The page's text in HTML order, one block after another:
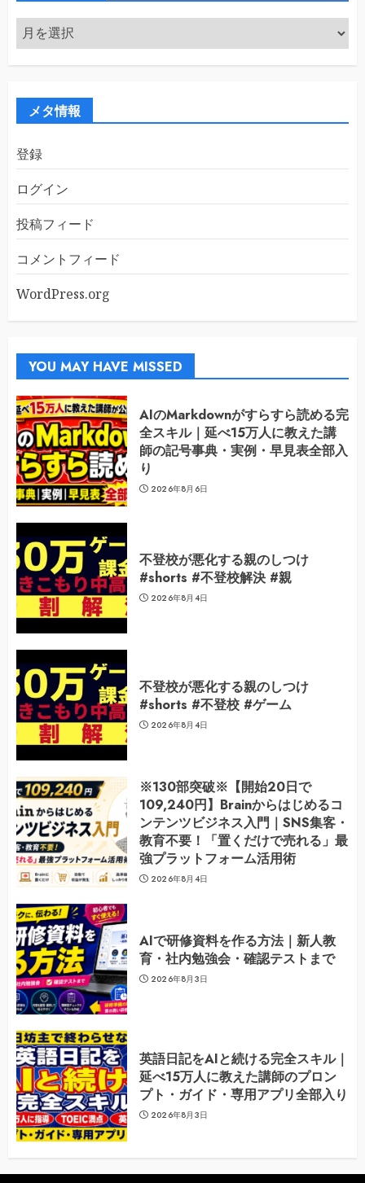
ア
ー
カ
メタ情報
登録
ログイン
投稿フィード
コメントフィード
WordPress.org
YOU MAY HAVE MISSED
AIのMarkdownがすらすら読める完
全スキル｜延べ15万人に教えた講
師の記号事典・実例・早見表全部入
り
2026年8月6日
不登校が悪化する親のしつけ
#shorts #不登校解決 #親
2026年8月4日
不登校が悪化する親のしつけ
#shorts #不登校 #ゲーム
2026年8月4日
※130部突破※【開始20日で
109,240円】Brainからはじめるコ
ンテンツビジネス入門｜SNS集客・
教育不要！「置くだけで売れる」最
強プラットフォーム活用術
2026年8月4日
AIで研修資料を作る方法｜新人教
育・社内勉強会・確認テストまで
2026年8月3日
英語日記をAIと続ける完全スキル｜
延べ15万人に教えた講師のプロン
プト・ガイド・専用アプリ全部入り
2026年8月3日